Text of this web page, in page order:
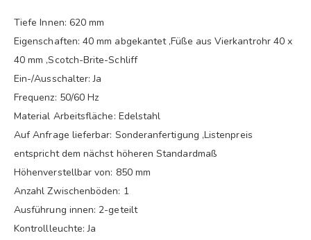
Tiefe Innen: 620 mm
Eigenschaften: 40 mm abgekantet ,Füße aus Vierkantrohr 40 x
40 mm ,Scotch-Brite-Schliff
Ein-/Ausschalter: Ja
Frequenz: 50/60 Hz
Material Arbeitsfläche: Edelstahl
Auf Anfrage lieferbar: Sonderanfertigung ,Listenpreis
entspricht dem nächst höheren Standardmaß
Höhenverstellbar von: 850 mm
Anzahl Zwischenböden: 1
Ausführung innen: 2-geteilt
Kontrollleuchte: Ja